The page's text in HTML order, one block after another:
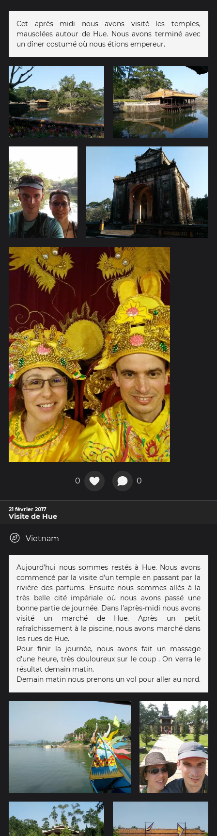
Cet après midi nous avons visité les temples,
mausolées autour de Hue. Nous avons terminé avec
un dîner costumé où nous étions empereur.
0 0
21 février 2017
Visite de Hue
Vietnam
Aujourd'hui nous sommes restés à Hue. Nous avons
commencé par la visite d'un temple en passant par la
rivière des parfums. Ensuite nous sommes allés à la
très belle cité impériale où nous avons passé une
bonne partie de journée. Dans l'après-midi nous avons
visité un marché de Hue. Après un petit
rafraîchissement à la piscine, nous avons marché dans
les rues de Hue.
Pour finir la journée, nous avons fait un massage
d'une heure, très douloureux sur le coup . On verra le
résultat demain matin.
Demain matin nous prenons un vol pour aller au nord.